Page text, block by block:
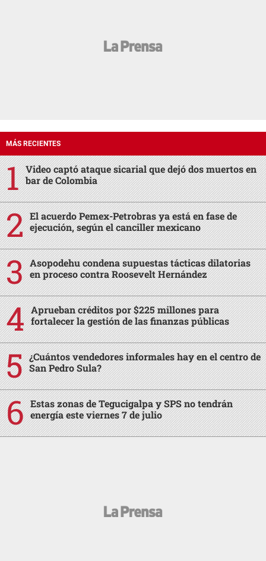
MÁS RECIENTES
Video captó ataque sicarial que dejó dos muertos en
bar de Colombia
El acuerdo Pemex-Petrobras ya está en fase de
ejecución, según el canciller mexicano
Asopodehu condena supuestas tácticas dilatorias
en proceso contra Roosevelt Hernández
Aprueban créditos por $225 millones para
fortalecer la gestión de las finanzas públicas
¿Cuántos vendedores informales hay en el centro de
San Pedro Sula?
Estas zonas de Tegucigalpa y SPS no tendrán
energía este viernes 7 de julio